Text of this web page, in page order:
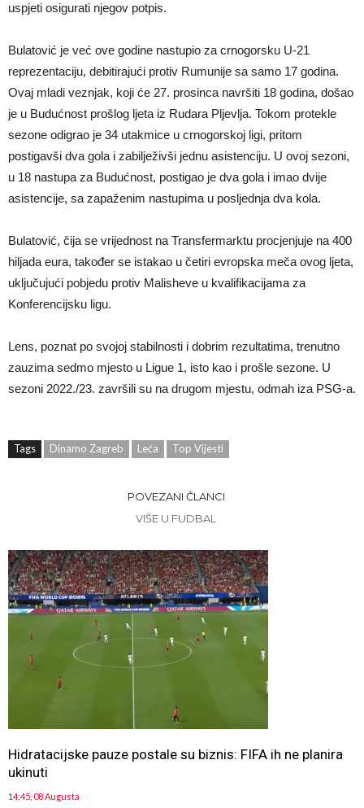
uspjeti osigurati njegov potpis.
Bulatović je već ove godine nastupio za crnogorsku U-21
reprezentaciju, debitirajući protiv Rumunije sa samo 17 godina.
Ovaj mladi veznjak, koji će 27. prosinca navršiti 18 godina, došao
je u Budućnost prošlog ljeta iz Rudara Pljevlja. Tokom protekle
sezone odigrao je 34 utakmice u crnogorskoj ligi, pritom
postigavši dva gola i zabilježivši jednu asistenciju. U ovoj sezoni,
u 18 nastupa za Budućnost, postigao je dva gola i imao dvije
asistencije, sa zapaženim nastupima u posljednja dva kola.
Bulatović, čija se vrijednost na Transfermarktu procjenjuje na 400
hiljada eura, također se istakao u četiri evropska meča ovog ljeta,
uključujući pobjedu protiv Malisheve u kvalifikacijama za
Konferencijsku ligu.
Lens, poznat po svojoj stabilnosti i dobrim rezultatima, trenutno
zauzima sedmo mjesto u Ligue 1, isto kao i prošle sezone. U
sezoni 2022./23. završili su na drugom mjestu, odmah iza PSG-a.
Tags Dinamo Zagreb Leća Top Vijesti
POVEZANI ČLANCI
VIŠE U FUDBAL
Hidratacijske pauze postale su biznis: FIFA ih ne planira
ukinuti
14:45, 08 Augusta